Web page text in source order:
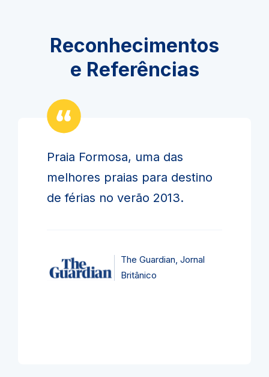
Reconhecimentos
e Referências
Praia Formosa, uma das
melhores praias para destino
de férias no verão 2013.
The Guardian, Jornal
Britânico